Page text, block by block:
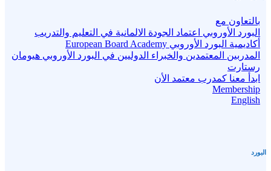
بالتعاون مع
البورد الأوروبي اعتماد الجودة الالمانية في التعليم والتدريب
أكاديمية البورد الأوروبي European Board Academy
المدربين المعتمدين والخبراء الدوليين في البورد الأوروبي هيومان
رستارت
ابدأ معنا كمدرب معتمد الأن
Membership
English
البورد